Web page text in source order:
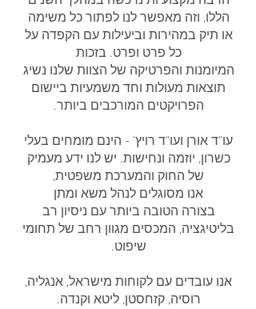
הללו, וזה מאפשר לנו לפתור כל משימה
או תיק במהירות וביעילות עם הקפדה על
כל פרט ופרט. בזכות
המיומנות והפרטיקה של הצוות שלנו נשיג
תוצאות מעולות וחד משמעיות ביישום
הפרויקטים המורכבים ביותר.
עו"ד אורן ועו"ד רויץ' - הינם מומחים בעלי
כשרון, יוזמה ונחישות. יש לנו ידע מעמיק
של החוק והמערכת משפטית,
אנו מסוגלים לנהל משא ומתן
בצורה הטובה ביותר עם ניסיון רב
בליטיגציה, המכסים מגוון רחב של תחומי
שיפוט.
אנו עובדים עם לקוחות מישראל, אנגליה,
רוסיה, קזחסטן, ליטא וקנדה.